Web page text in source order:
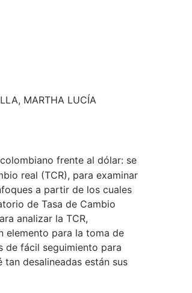
MARTHA LUCÍA
frente al dólar: se
real (TCR), para examinar
a partir de los cuales
de Tasa de Cambio
analizar la TCR,
elemento para la toma de
de fácil seguimiento para
desalineadas están sus